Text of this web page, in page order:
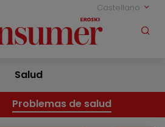
Castellano
Salud
Problemas de salud